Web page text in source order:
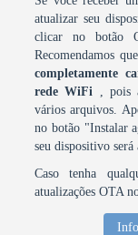
atualizar seu
clicar no botão
Recomendamos
completamente
rede WiFi , pois
vários arquivos.
no botão "Instalar
seu dispositivo será
Caso tenha
atualizações OTA